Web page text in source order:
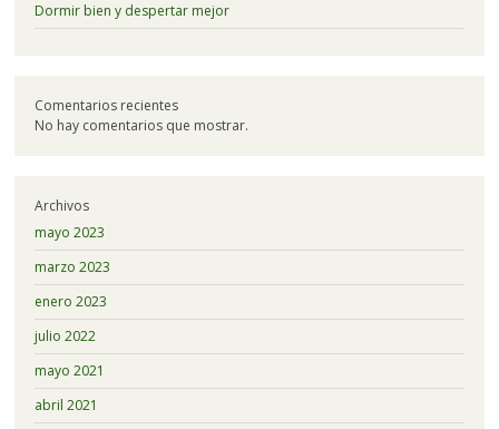
Dormir bien y despertar mejor
Comentarios recientes
No hay comentarios que mostrar.
Archivos
mayo 2023
marzo 2023
enero 2023
julio 2022
mayo 2021
abril 2021